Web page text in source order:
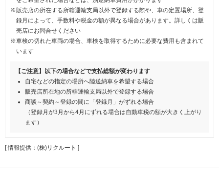
※販売店の所在する所轄運輸支局以外で登録する際や、車の定置場所、登
録月によって、手数料や税金の額が異なる場合があります。詳しくは販
売店にお問合せください
※車検の切れた車両の場合、車検を取得するために必要な費用も含まれて
います
【ご注意】以下の場合などで支払総額が変わります
自宅などの指定の場所へ陸送納車を希望する場合
販売店所在地の所轄運輸支局以外で登録する場合
商談～契約～登録の間に「登録月」がずれる場合
（登録月が3月から4月にずれる場合は自動車税の額が大きく上がり
ます）
[ 情報提供：(株)リクルート ]